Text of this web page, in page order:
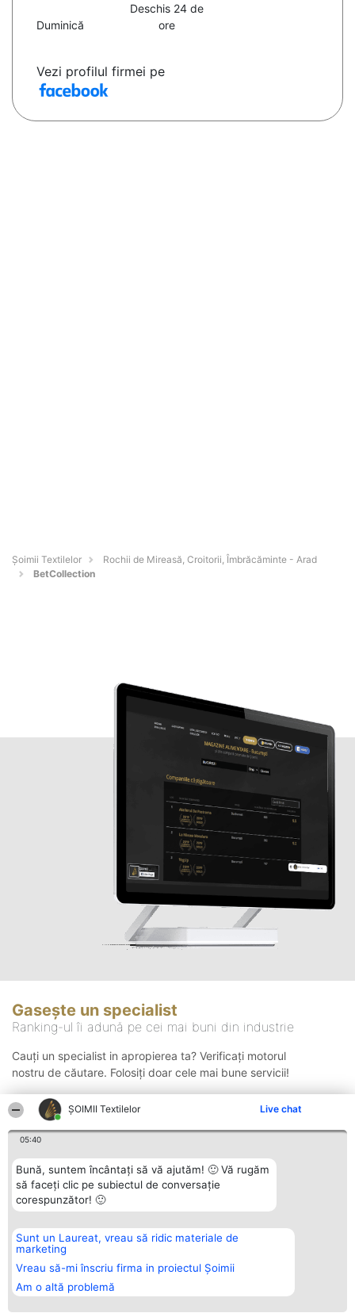
ȘOIMII Textilelor Live chat
05:40
Bună, suntem încântați să vă ajutăm! 🙂 Vă rugăm
să faceți clic pe subiectul de conversație
corespunzător! 🙂
Sunt un Laureat, vreau să ridic materiale de
marketing
Vreau să-mi înscriu firma in proiectul Șoimii
Am o altă problemă
Duminică
Deschis 24 de
ore
Vezi profilul firmei pe
Șoimii Textilelor
Rochii de Mireasă, Croitorii, Îmbrăcăminte - Arad
BetCollection
Gasește un specialist
Ranking-ul îi adună pe cei mai buni din industrie
Cauți un specialist in apropierea ta? Verificați motorul
nostru de căutare. Folosiți doar cele mai bune servicii!
Organizator Ranking
BRIGHT SOLUTIONS BR SRL
Aleea Timisul De Sus 2 Bl. A30
Sc. A Et. 4 Ap. 13 Cod 061952
București
CUI 36737675
Plebiscyt
Lista Tuturor
Laureaților
Statut
Contact